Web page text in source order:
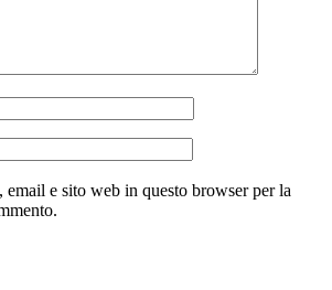
email e sito web in questo browser per la